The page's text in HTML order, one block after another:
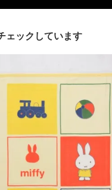
ェックしています